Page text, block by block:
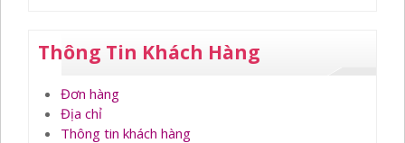
Thông Tin Khách Hàng
Đơn hàng
Địa chỉ
Thông tin khách hàng